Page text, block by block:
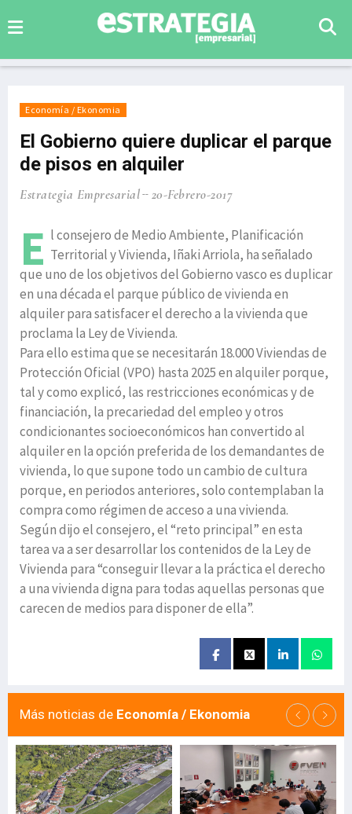
Economía / Ekonomia
El Gobierno quiere duplicar el parque
de pisos en alquiler
Estrategia Empresarial 20-Febrero-2017
E l consejero de Medio Ambiente, Planificación
Territorial y Vivienda, Iñaki Arriola, ha señalado
que uno de los objetivos del Gobierno vasco es duplicar
en una década el parque público de vivienda en
alquiler para satisfacer el derecho a la vivienda que
proclama la Ley de Vivienda.
Para ello estima que se necesitarán 18.000 Viviendas de
Protección Oficial (VPO) hasta 2025 en alquiler porque,
tal y como explicó, las restricciones económicas y de
financiación, la precariedad del empleo y otros
condicionantes socioeconómicos han convertido al
alquiler en la opción preferida de los demandantes de
vivienda, lo que supone todo un cambio de cultura
porque, en periodos anteriores, solo contemplaban la
compra como régimen de acceso a una vivienda.
Según dijo el consejero, el “reto principal” en esta
tarea va a ser desarrollar los contenidos de la Ley de
Vivienda para “conseguir llevar a la práctica el derecho
a una vivienda digna para todas aquellas personas que
carecen de medios para disponer de ella”.
Más noticias de Economía / Ekonomia